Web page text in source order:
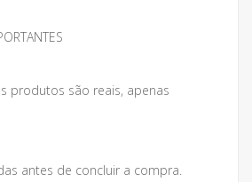
produtos são reais, apenas
antes de concluir a compra.